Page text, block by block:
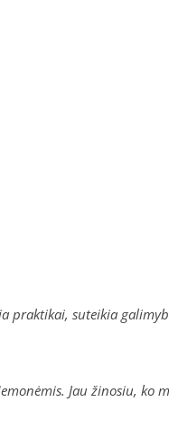
praktikai, suteikia
Jau žinosiu, ko